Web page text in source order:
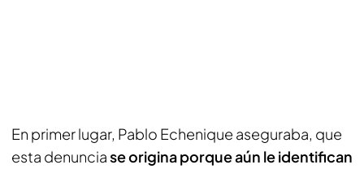
En primer lugar, Pablo Echenique aseguraba, que
esta denunciase origina porque aún le identifican